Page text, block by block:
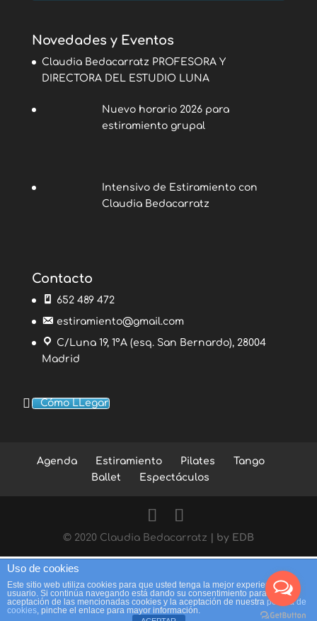
Novedades y Eventos
Claudia Bedacarratz PROFESORA Y
DIRECTORA DEL ESTUDIO LUNA
Nuevo horario 2026 para
estiramiento grupal
Intensivo de Estiramiento con
Claudia Bedacarratz
Contacto
652 489 472
estiramiento@gmail.com
C/Luna 19, 1ºA (esq. San Bernardo), 28004
Madrid
Cómo LLegar
Agenda Estiramiento Pilates
Tango
Ballet
Espectáculos
© 2020 Claudia Bedacarratz | by EDB
Uso de cookies
Este sitio web utiliza cookies para que usted tenga la mejor experiencia de
usuario. Si continúa navegando está dando su consentimiento para la
aceptación de las mencionadas cookies y la aceptación de nuestra política de
cookies, pinche el enlace para mayor información.